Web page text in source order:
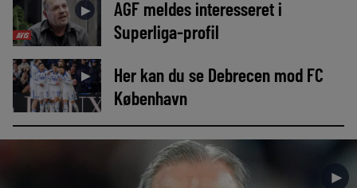
AVIS
►
AGF meldes interesseret i
Superliga-profil
►
Her kan du se Debrecen mod FC
København
►